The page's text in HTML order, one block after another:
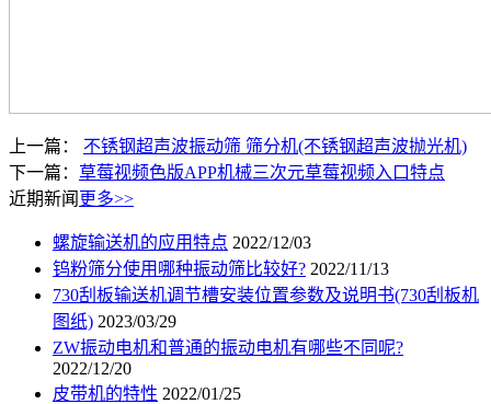
上一篇： 不锈钢超声波振动筛 筛分机(不锈钢超声波抛光机)
下一篇： 草莓视频色版APP机械三次元草莓视频入口特点
近期新闻 更多>>
螺旋输送机的应用特点 2022/12/03
钨粉筛分使用哪种振动筛比较好? 2022/11/13
730刮板输送机调节槽安装位置参数及说明书(730刮板机
图纸) 2023/03/29
ZW振动电机和普通的振动电机有哪些不同呢?
2022/12/20
皮带机的特性 2022/01/25